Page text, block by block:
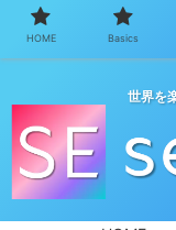
世界を
HOME Basics